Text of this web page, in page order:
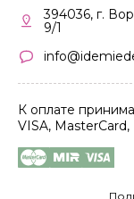
Правила участия
394036, г.
9/1
К оплате
VISA,